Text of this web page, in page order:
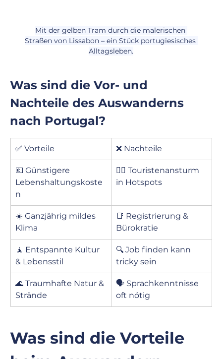
Mit der gelben Tram durch die malerischen
Straßen von Lissabon – ein Stück portugiesisches
Alltagsleben.
Was sind die Vor- und
Nachteile des Auswanderns
nach Portugal?
✅ Vorteile ❌ Nachteile
💶 Günstigere
Lebenshaltungskoste
n
😵‍💫 Touristenansturm
in Hotspots
☀️ Ganzjährig mildes
Klima
📑 Registrierung &
Bürokratie
🧘 Entspannte Kultur
& Lebensstil
🔍 Job finden kann
tricky sein
🌊 Traumhafte Natur &
Strände
🗣 Sprachkenntnisse
oft nötig
Was sind die Vorteile